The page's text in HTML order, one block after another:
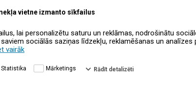
vietne izmanto sīkfailus
lai personalizētu saturu un reklāmas, nodrošinātu
sociālās saziņas līdzekļu, reklamēšanas un
vairāk
Statistika Mārketings Rādīt detalizēti